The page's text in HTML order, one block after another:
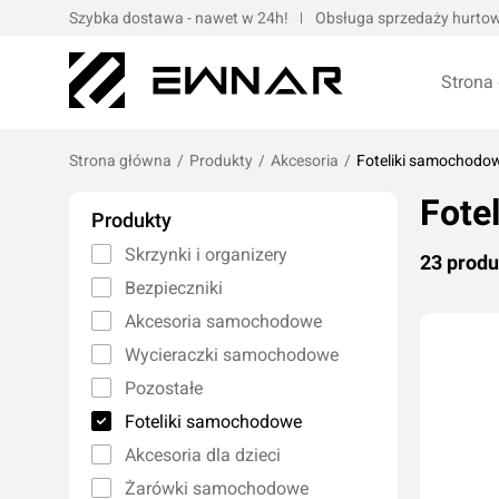
Szybka dostawa - nawet w 24h! Obsługa sprzedaży
Strona
Pokrowce serwisowe
Podnośniki oraz urządzenia dźwigowe
Narzędzia ręczne
Bity, nasadki, końcówki
Wulkanizacja
Kompresory i narzędzia pneumatyczne
Prasy oraz narzędzia hydrauliczne
Wózki i zestawy narzędziowe
Elektronarzędzia/elektrotechnika
Opaski
Oleje
Oleje
Strona główna / Produkty / Akcesoria / Foteliki
Produkty
Skrzynki i organizery
Bezpieczniki
Akcesoria samochodowe
Wycieraczki samochodowe
Pozostałe
Foteliki samochodowe
Akcesoria dla dzieci
Żarówki samochodowe
23